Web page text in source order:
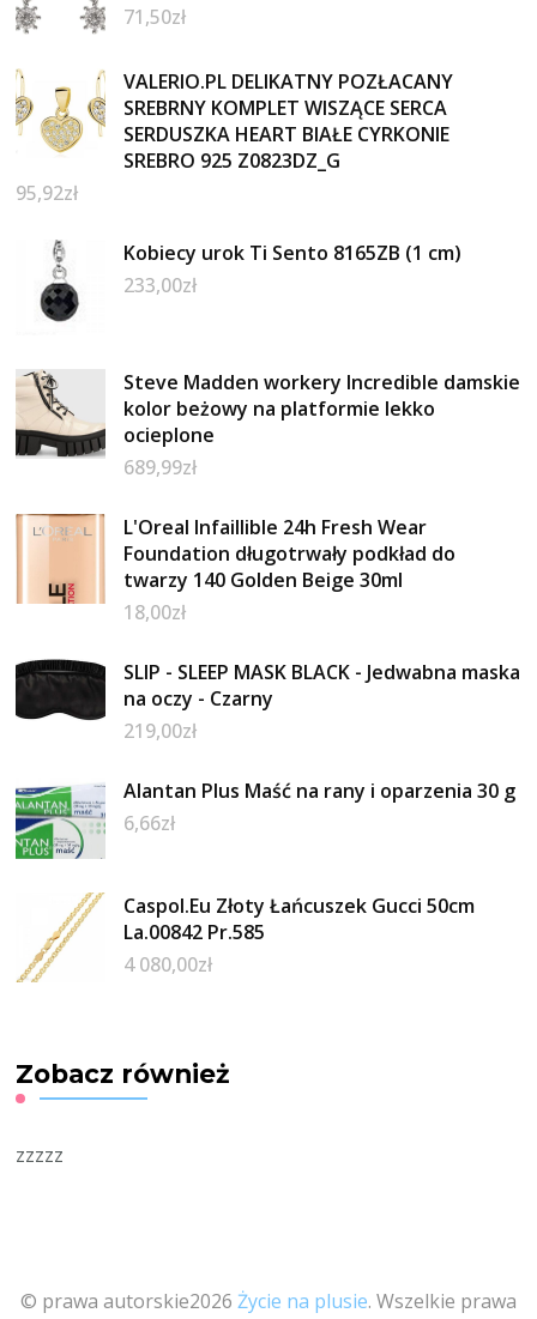
71,50zł
VALERIO.PL DELIKATNY POZŁACANY
SREBRNY KOMPLET WISZĄCE SERCA
SERDUSZKA HEART BIAŁE CYRKONIE
SREBRO 925 Z0823DZ_G
95,92zł
Kobiecy urok Ti Sento 8165ZB (1 cm)
233,00zł
Steve Madden workery Incredible damskie
kolor beżowy na platformie lekko
ocieplone
689,99zł
L'Oreal Infaillible 24h Fresh Wear
Foundation długotrwały podkład do
twarzy 140 Golden Beige 30ml
18,00zł
SLIP - SLEEP MASK BLACK - Jedwabna maska
na oczy - Czarny
219,00zł
Alantan Plus Maść na rany i oparzenia 30 g
6,66zł
Caspol.Eu Złoty Łańcuszek Gucci 50cm
La.00842 Pr.585
4 080,00zł
Zobacz również
zzzzz
© prawa autorskie2026 Życie na plusie. Wszelkie prawa